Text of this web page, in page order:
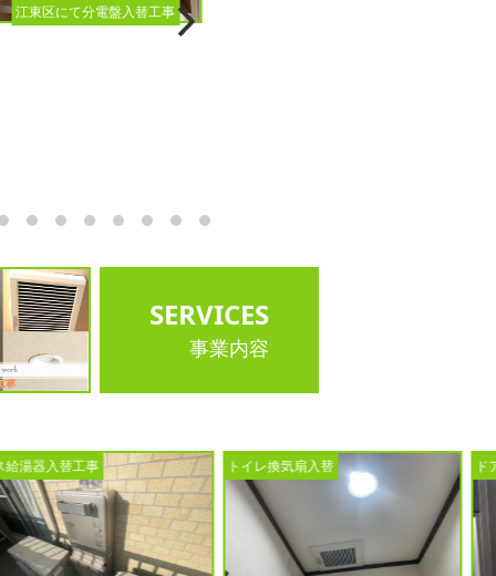
江東区にて分電盤入替工事
SERVICES
事業内容
トイレ換気扇入替 ドアホン入替工事